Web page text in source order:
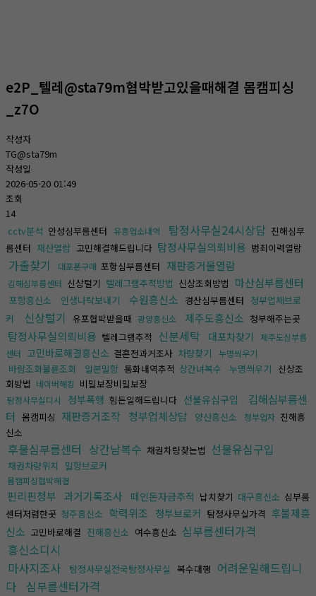
e2P_텔레@sta79m협박받고있을때해결 몸캠피싱
_z7O
작성자
TG@sta79m
작성일
2026-05-20 01:49
조회
14
cctv분석 안성심부름센터 유흥업소내역 탐정사무실24시상담 진해심부
름센터 재산열람 고민해결해드립니다 탐정사무실의뢰비용 범죄이력열람
가출찾기 대포폰구매 포항심부름센터 재판증거물열람
김해심부름센터 신상털기 텔레그램추적방법 신상조회방법 마산심부름센터
포항흥신소 인생나락보내기 수원흥신소 경산심부름센터 청부업체브로
커
신상털기 유포협박받을때 광양흥신소 제주도흥신소 청부해주는곳
탐정사무실의뢰비용 텔레그램추적 신분세탁 대포차찾기
제주도심부름
센터 고민바로해결흥신소 결혼전과거조사 차량찾기 누명씌우기
바람조회불륜조회 일본밀항 통화내역추적 상간녀복수 누명씌우기 신상조
회방법 네이버해킹 비밀보장비밀보장
탐정사무실디시 청부폭행 힘든일해드립니다 선불유심구입
김해심부름센
터 몸캠피싱 재판증거조작 청부업체상담 양산흥신소 청부업자 진해흥
신소
후불심부름센터 상간남복수 채권차량찾는법 선불유심구입
채권차량위치 밀항브로커
몸캠피싱협박해결
핀리핀청부 과거기록조사 떼인돈자금추적 납치찾기 대구흥신소 심부름
센터저렴한곳 청주흥신소 학력위조 청부브로커 탐정사무실가격 후불제흥
신소 고민바로해결 진해흥신소 여수흥신소 심부름센터가격
흥신소디시
마사지조사
탐정사무실전국탐정사무실 복수대행 어려운일해드립니
다
심부름센터가격